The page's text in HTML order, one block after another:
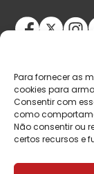
Para fornecer as
cookies para
Consentir com
como
Não consentir ou
certos recursos e
© Copyright